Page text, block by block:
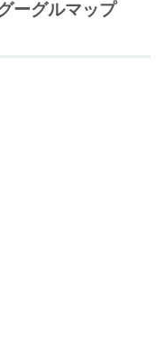
ーグルマップ